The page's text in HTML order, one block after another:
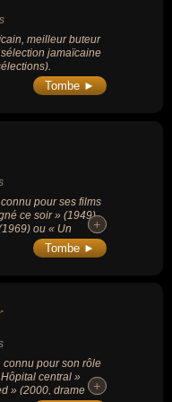
meilleur buteur
jamaïcaine
Tombe ►
pour ses films
ce soir » (1949),
ou « Un
+
+
Tombe ►
connu pour son rôle
central »
» (2000, drame
+
+